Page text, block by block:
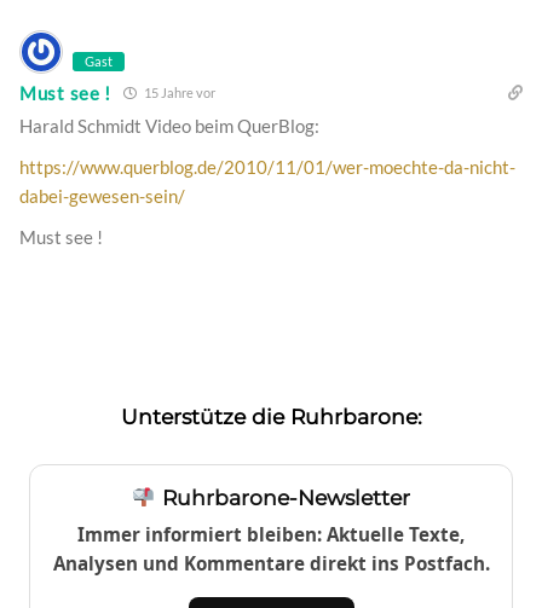
Gast
Must see ! 15 Jahre vor
Harald Schmidt Video beim QuerBlog:
https://www.querblog.de/2010/11/01/wer-moechte-da-nicht-
dabei-gewesen-sein/
Must see !
Unterstütze die Ruhrbarone:
Ruhrbarone-Newsletter
Immer informiert bleiben: Aktuelle Texte,
Analysen und Kommentare direkt ins Postfach.